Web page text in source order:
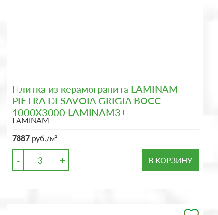
Плитка из керамогранита LAMINAM
PIETRA DI SAVOIA GRIGIA BOCC
1000X3000 LAMINAM3+
LAMINAM
7887 руб./м²
- + В КОРЗИНУ